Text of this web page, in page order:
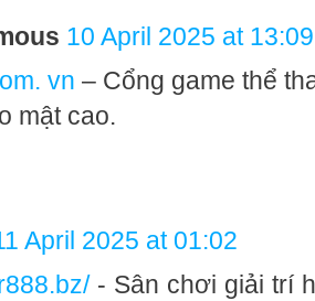
10 April 2025 at 13:09
vn – Cổng game thể
mật cao.
April 2025 at 01:02
- Sân chơi giải trí